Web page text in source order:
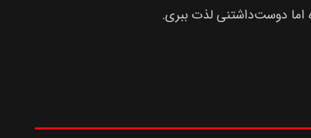
اما دوست‌داشتنی لذت ببری.